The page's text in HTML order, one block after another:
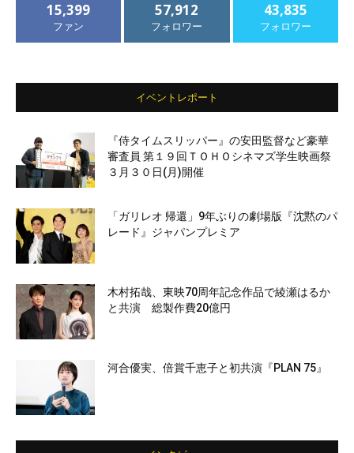
15,399
ファン
57,912
フォロワー
43,835
フォロワー
イベントレポート
『侍タイムスリッパー』の安田監督など豪華
審査員 第１９回ＴＯＨＯシネマズ学生映画祭
３月３０日(月)開催
「ガリレオ 帰還」9年ぶりの劇場版『沈黙のパ
レード』ジャパンプレミア
木村拓哉、東映70周年記念作品で綾瀬はるか
と共演 総製作費20億円
河合優実、倍賞千恵子と初共演『PLAN 75』